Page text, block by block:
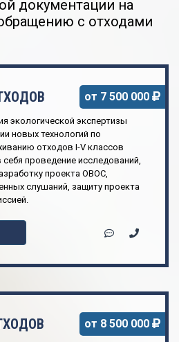
документации на
с отходами
от 7 500 000
экологической экспертизы
новых технологий по
отходов I-V классов
проведение исследований,
проекта ОВОС,
слушаний, защиту проекта
от 8 500 000